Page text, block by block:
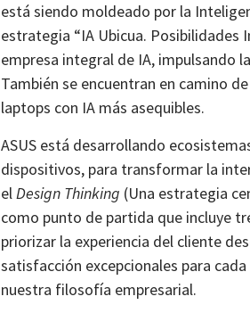
está siendo moldeado por la
estrategia “IA Ubicua. Posibilidades
empresa integral de IA, impulsando
También se encuentran en camino
laptops con IA más asequibles.
ASUS está desarrollando
dispositivos, para transformar la
elDesign Thinking (Una estrategia
como punto de partida que incluye
priorizar la experiencia del cliente
satisfacción excepcionales para
nuestra filosofía empresarial.